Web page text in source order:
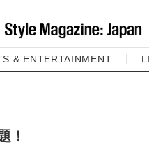
& ENTERTAINMENT
！